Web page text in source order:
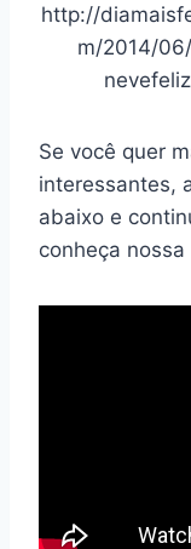
http://
m/2014/
Se você quer
interessantes,
abaixo e
conheça